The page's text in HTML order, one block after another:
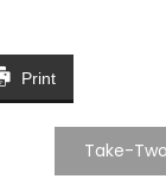
Print
Take-